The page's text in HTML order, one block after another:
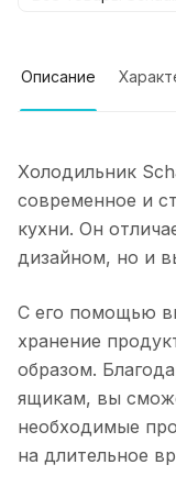
Описание
Холодильник
современное и
кухни. Он
дизайном, но и
С его помощью
хранение
образом.
ящикам, вы
необходимые
на длительное